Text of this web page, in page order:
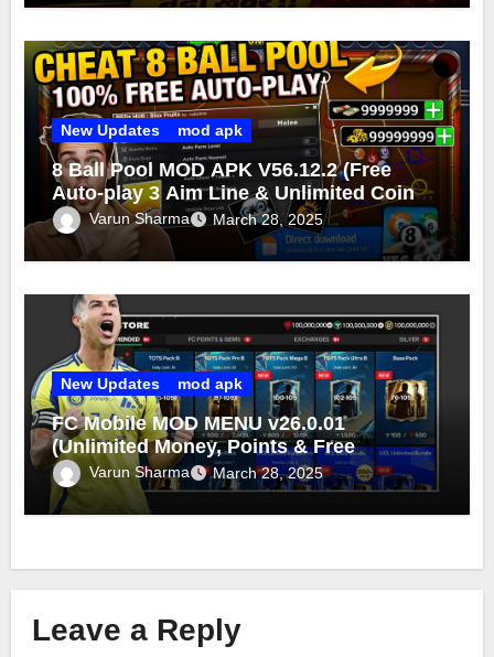
New Updates mod apk
8 Ball Pool MOD APK V56.12.2 (Free
Auto-play 3 Aim Line & Unlimited Coins
Cash 2025)
Varun Sharma March 28, 2025
New Updates mod apk
FC Mobile MOD MENU v26.0.01
(Unlimited Money, Points & Free
Purchase) FC Mobile MOD 2025
Varun Sharma March 28, 2025
Leave a Reply